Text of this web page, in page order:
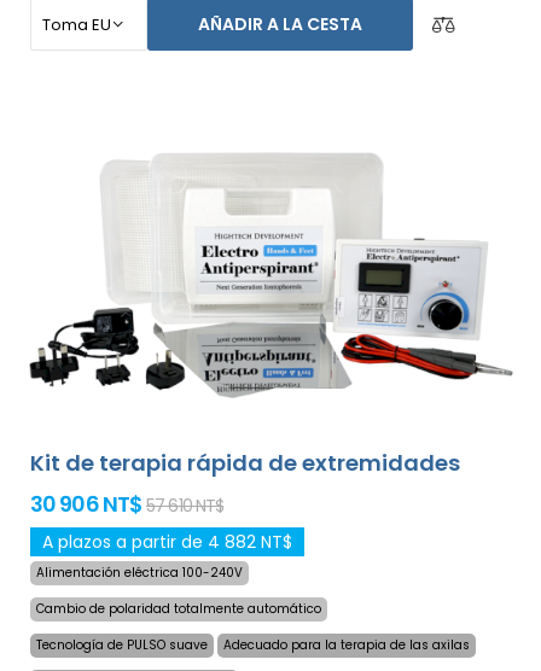
axilas, y ambas manos sin ayuda de otras personas
están en tu idioma.
AÑADIR A LA CESTA
Kit de terapia rápida de extremidades
30 906 NT$ 57 610 NT$
A plazos a partir de 4 882 NT$
Alimentación eléctrica 100-240V
Cambio de polaridad totalmente automático
Tecnología de PULSO suave
Adecuado para la terapia de las axilas